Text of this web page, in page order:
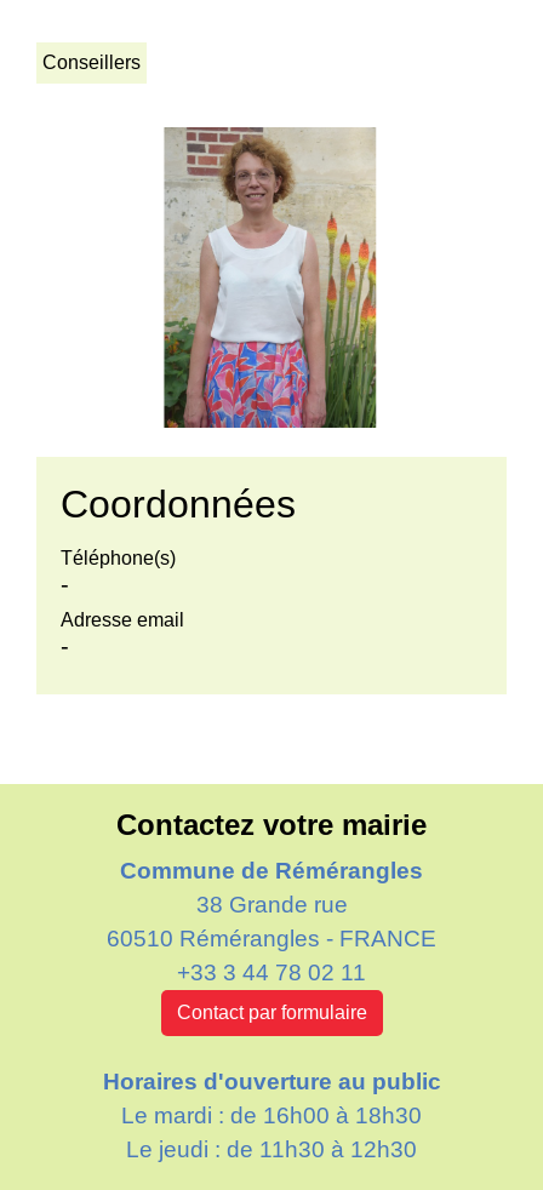
Conseillers
Coordonnées
Téléphone(s)
-
Adresse email
-
Contactez votre mairie
Commune de Rémérangles
38 Grande rue
60510 Rémérangles - FRANCE
+33 3 44 78 02 11
Contact par formulaire
Horaires d'ouverture au public
Le mardi : de 16h00 à 18h30
Le jeudi : de 11h30 à 12h30